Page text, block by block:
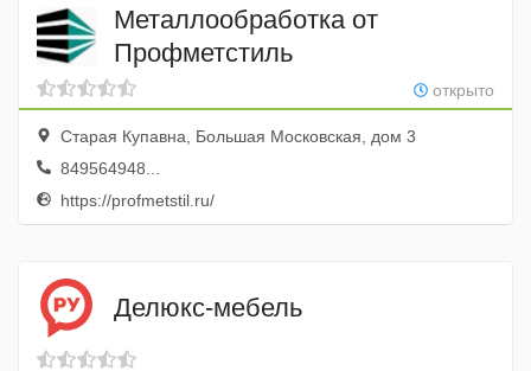
Металлообработка от
Профметстиль
открыто
Старая Купавна, Большая Московская, дом 3
849564948...
https://profmetstil.ru/
Делюкс-мебель